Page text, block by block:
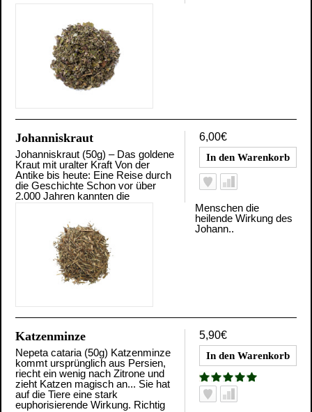
6,00€
Johanniskraut
Johanniskraut (50g) – Das goldene
Kraut mit uralter Kraft Von der
Antike bis heute: Eine Reise durch
die Geschichte Schon vor über
2.000 Jahren kannten die
Menschen die
heilende Wirkung des
Johann..
5,90€
Katzenminze
Nepeta cataria (50g) Katzenminze
kommt ursprünglich aus Persien,
riecht ein wenig nach Zitrone und
zieht Katzen magisch an... Sie hat
auf die Tiere eine stark
euphorisierende Wirkung. Richtig